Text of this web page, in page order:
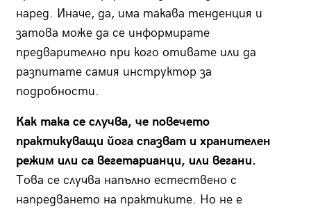
наред. Иначе, да, има такава тенденция и
затова може да се информирате
предварително при кого отивате или да
разпитате самия инструктор за
подробности.
Как така се случва, че повечето
практикуващи йога спазват и хранителен
режим или са вегетарианци, или вегани.
Това се случва напълно естествено с
напредването на практиките. Но не е